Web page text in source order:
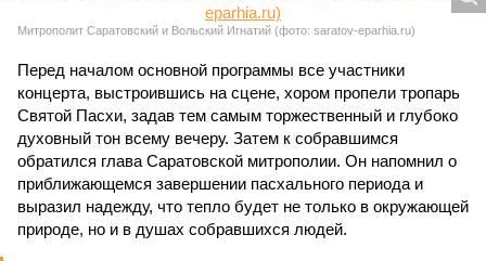
Митрополит Саратовский и Вольский Игнатий (фото: saratov-eparhia.ru)
Перед началом основной программы все участники
концерта, выстроившись на сцене, хором пропели тропарь
Святой Пасхи, задав тем самым торжественный и глубоко
духовный тон всему вечеру. Затем к собравшимся
обратился глава Саратовской митрополии. Он напомнил о
приближающемся завершении пасхального периода и
выразил надежду, что тепло будет не только в окружающей
природе, но и в душах собравшихся людей.